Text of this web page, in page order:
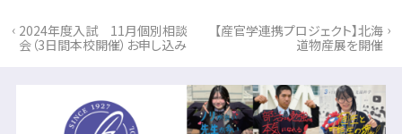
‹ 2024年度入試 11月個別相談
会（3日間本校開催）お申し込み
【産官学連携プロジェクト】北海
道物産展を開催
›